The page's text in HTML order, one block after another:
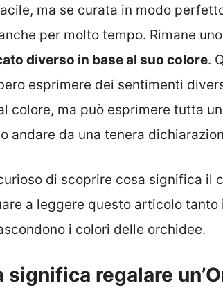
ma se curata in modo
per molto tempo. Rimane
diverso in base al suo colore.
esprimere dei sentimenti
colore, ma può esprimere tutta
andare da una tenera
di scoprire cosa significa il
a leggere questo articolo
i colori delle orchidee.
significa regalare